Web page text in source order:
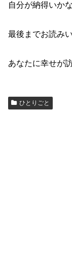
自分が納得いか
最後までお読み
あなたに幸せが
ひとりごと